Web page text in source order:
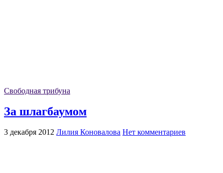
Свободная трибуна
За шлагбаумом
3 декабря 2012 Лилия Коновалова Нет комментариев